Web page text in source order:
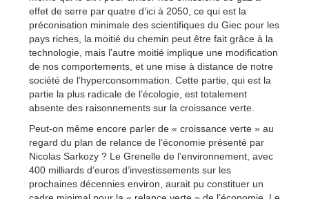
effet de serre par quatre d’ici à 2050, ce qui est la
préconisation minimale des scientifiques du Giec pour les
pays riches, la moitié du chemin peut être fait grâce à la
technologie, mais l’autre moitié implique une modification
de nos comportements, et une mise à distance de notre
société de l’hyperconsommation. Cette partie, qui est la
partie la plus radicale de l’écologie, est totalement
absente des raisonnements sur la croissance verte.
Peut-on même encore parler de « croissance verte » au
regard du plan de relance de l’économie présenté par
Nicolas Sarkozy ? Le Grenelle de l’environnement, avec
400 milliards d’euros d’investissements sur les
prochaines décennies environ, aurait pu constituer un